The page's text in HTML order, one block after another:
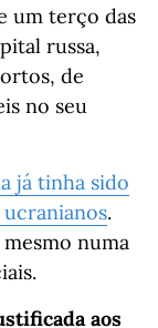
um terço das
russa,
de
no seu
já tinha sido
.
numa
aos